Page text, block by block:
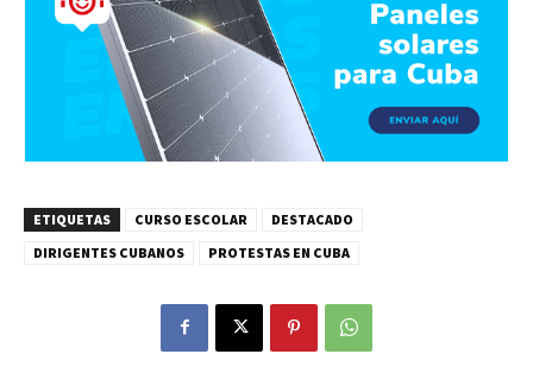
ETIQUETAS CURSO ESCOLAR
DESTACADO
DIRIGENTES CUBANOS
PROTESTAS EN CUBA